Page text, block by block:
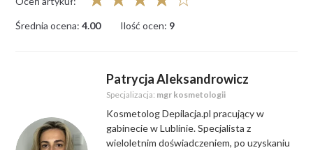
Średnia ocena: 4.00 Ilość ocen: 9
Patrycja Aleksandrowicz
Specjalizacja: mgr kosmetologii
Kosmetolog Depilacja.pl pracujący w
gabinecie w Lublinie. Specjalista z
wieloletnim doświadczeniem, po uzyskaniu